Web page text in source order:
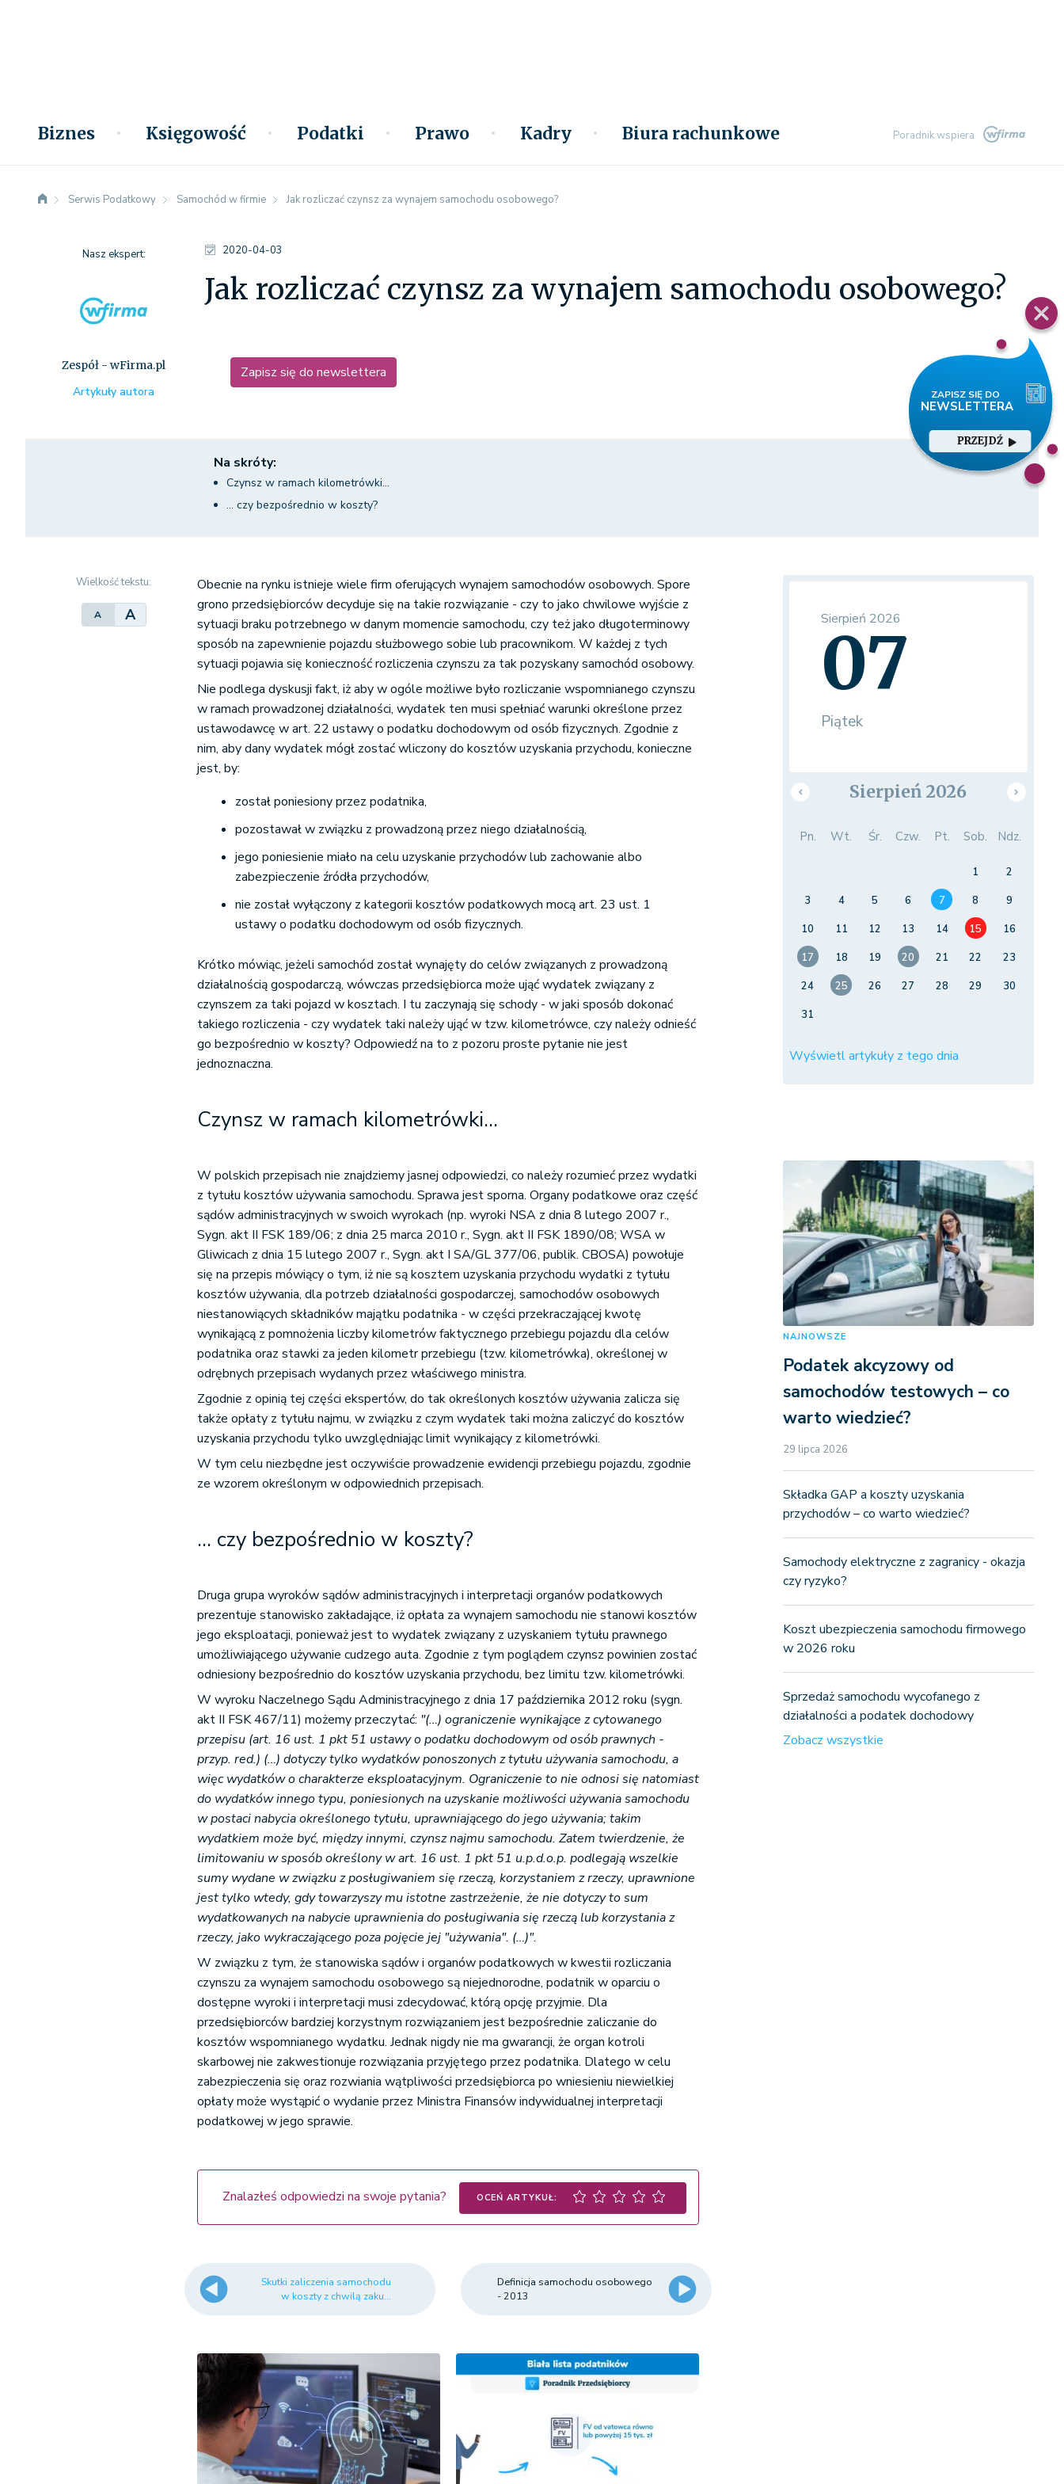
Biznes Księgowość Podatki Prawo Kadry Biura rachunkowe Poradnik wspiera
PRZEJDŹ
Serwis Podatkowy Samochód w firmie Jak rozliczać czynsz za wynajem samochodu osobowego?
2020-04-03
Jak rozliczać czynsz za wynajem samochodu osobowego?
Zapisz się do newslettera
Nasz ekspert:
Zespół - wFirma.pl
Artykuły autora
Na skróty:
Czynsz w ramach kilometrówki...
... czy bezpośrednio w koszty?
Wielkość tekstu:
A A
Obecnie na rynku istnieje wiele firm oferujących wynajem samochodów osobowych. Spore
grono przedsiębiorców decyduje się na takie rozwiązanie - czy to jako chwilowe wyjście z
sytuacji braku potrzebnego w danym momencie samochodu, czy też jako długoterminowy
sposób na zapewnienie pojazdu służbowego sobie lub pracownikom. W każdej z tych
sytuacji pojawia się konieczność rozliczenia czynszu za tak pozyskany samochód osobowy.
Nie podlega dyskusji fakt, iż aby w ogóle możliwe było rozliczanie wspomnianego czynszu
w ramach prowadzonej działalności, wydatek ten musi spełniać warunki określone przez
ustawodawcę w art. 22 ustawy o podatku dochodowym od osób fizycznych. Zgodnie z
nim, aby dany wydatek mógł zostać wliczony do kosztów uzyskania przychodu, konieczne
jest, by:
został poniesiony przez podatnika,
pozostawał w związku z prowadzoną przez niego działalnością,
jego poniesienie miało na celu uzyskanie przychodów lub zachowanie albo
zabezpieczenie źródła przychodów,
nie został wyłączony z kategorii kosztów podatkowych mocą art. 23 ust. 1
ustawy o podatku dochodowym od osób fizycznych.
Krótko mówiąc, jeżeli samochód został wynajęty do celów związanych z prowadzoną
działalnością gospodarczą, wówczas przedsiębiorca może ująć wydatek związany z
czynszem za taki pojazd w kosztach. I tu zaczynają się schody - w jaki sposób dokonać
takiego rozliczenia - czy wydatek taki należy ująć w tzw. kilometrówce, czy należy odnieść
go bezpośrednio w koszty? Odpowiedź na to z pozoru proste pytanie nie jest
jednoznaczna.
Czynsz w ramach kilometrówki...
W polskich przepisach nie znajdziemy jasnej odpowiedzi, co należy rozumieć przez wydatki
z tytułu kosztów używania samochodu. Sprawa jest sporna. Organy podatkowe oraz część
sądów administracyjnych w swoich wyrokach (np. wyroki NSA z dnia 8 lutego 2007 r.,
Sygn. akt II FSK 189/06; z dnia 25 marca 2010 r., Sygn. akt II FSK 1890/08; WSA w
Gliwicach z dnia 15 lutego 2007 r., Sygn. akt I SA/GL 377/06, publik. CBOSA) powołuje
się na przepis mówiący o tym, iż nie są kosztem uzyskania przychodu wydatki z tytułu
kosztów używania, dla potrzeb działalności gospodarczej, samochodów osobowych
niestanowiących składników majątku podatnika - w części przekraczającej kwotę
wynikającą z pomnożenia liczby kilometrów faktycznego przebiegu pojazdu dla celów
podatnika oraz stawki za jeden kilometr przebiegu (tzw. kilometrówka), określonej w
odrębnych przepisach wydanych przez właściwego ministra.
Zgodnie z opinią tej części ekspertów, do tak określonych kosztów używania zalicza się
także opłaty z tytułu najmu, w związku z czym wydatek taki można zaliczyć do kosztów
uzyskania przychodu tylko uwzględniając limit wynikający z kilometrówki.
W tym celu niezbędne jest oczywiście prowadzenie ewidencji przebiegu pojazdu, zgodnie
ze wzorem określonym w odpowiednich przepisach.
... czy bezpośrednio w koszty?
Druga grupa wyroków sądów administracyjnych i interpretacji organów podatkowych
prezentuje stanowisko zakładające, iż opłata za wynajem samochodu nie stanowi kosztów
jego eksploatacji, ponieważ jest to wydatek związany z uzyskaniem tytułu prawnego
umożliwiającego używanie cudzego auta. Zgodnie z tym poglądem czynsz powinien zostać
odniesiony bezpośrednio do kosztów uzyskania przychodu, bez limitu tzw. kilometrówki.
W wyroku Naczelnego Sądu Administracyjnego z dnia 17 października 2012 roku (sygn.
akt II FSK 467/11) możemy przeczytać: "(…) ograniczenie wynikające z cytowanego
przepisu (art. 16 ust. 1 pkt 51 ustawy o podatku dochodowym od osób prawnych -
przyp. red.) (…) dotyczy tylko wydatków ponoszonych z tytułu używania samochodu, a
więc wydatków o charakterze eksploatacyjnym. Ograniczenie to nie odnosi się natomiast
do wydatków innego typu, poniesionych na uzyskanie możliwości używania samochodu
w postaci nabycia określonego tytułu, uprawniającego do jego używania; takim
wydatkiem może być, między innymi, czynsz najmu samochodu. Zatem twierdzenie, że
limitowaniu w sposób określony w art. 16 ust. 1 pkt 51 u.p.d.o.p. podlegają wszelkie
sumy wydane w związku z posługiwaniem się rzeczą, korzystaniem z rzeczy, uprawnione
jest tylko wtedy, gdy towarzyszy mu istotne zastrzeżenie, że nie dotyczy to sum
wydatkowanych na nabycie uprawnienia do posługiwania się rzeczą lub korzystania z
rzeczy, jako wykraczającego poza pojęcie jej "używania". (…)".
W związku z tym, że stanowiska sądów i organów podatkowych w kwestii rozliczania
czynszu za wynajem samochodu osobowego są niejednorodne, podatnik w oparciu o
dostępne wyroki i interpretacji musi zdecydować, którą opcję przyjmie. Dla
przedsiębiorców bardziej korzystnym rozwiązaniem jest bezpośrednie zaliczanie do
kosztów wspomnianego wydatku. Jednak nigdy nie ma gwarancji, że organ kotroli
skarbowej nie zakwestionuje rozwiązania przyjętego przez podatnika. Dlatego w celu
zabezpieczenia się oraz rozwiania wątpliwości przedsiębiorca po wniesieniu niewielkiej
opłaty może wystąpić o wydanie przez Ministra Finansów indywidualnej interpretacji
podatkowej w jego sprawie.
Znalazłeś odpowiedzi na swoje pytania? OCEŃ ARTYKUŁ:
Skutki zaliczenia samochodu
w koszty z chwilą zaku...
Definicja samochodu osobowego
- 2013
Sierpień 2026
07
Piątek
Sierpień 2026
Pn. Wt. Śr. Czw. Pt. Sob. Ndz.
1
2
3
4 5 6 7 8
9
10
11 12 13 14 15
16
17
18 19 20 21 22
23
24
25 26 27 28 29
30
31
Wyświetl artykuły z tego dnia
NAJNOWSZE
Podatek akcyzowy od
samochodów testowych – co
warto wiedzieć?
29 lipca 2026
Składka GAP a koszty uzyskania
przychodów – co warto wiedzieć?
Samochody elektryczne z zagranicy - okazja
czy ryzyko?
Koszt ubezpieczenia samochodu firmowego
w 2026 roku
Sprzedaż samochodu wycofanego z
działalności a podatek dochodowy
Zobacz wszystkie